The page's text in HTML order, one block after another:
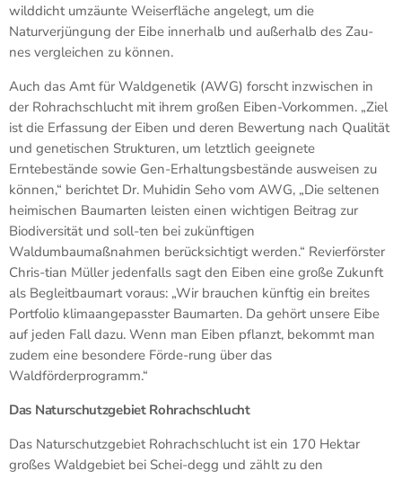
wilddicht umzäunte Weiserfläche angelegt, um die
Naturverjüngung der Eibe innerhalb und außerhalb des Zau-
nes vergleichen zu können.
Auch das Amt für Waldgenetik (AWG) forscht inzwischen in
der Rohrachschlucht mit ihrem großen Eiben-Vorkommen. „Ziel
ist die Erfassung der Eiben und deren Bewertung nach Qualität
und genetischen Strukturen, um letztlich geeignete
Erntebestände sowie Gen-Erhaltungsbestände ausweisen zu
können,“ berichtet Dr. Muhidin Seho vom AWG, „Die seltenen
heimischen Baumarten leisten einen wichtigen Beitrag zur
Biodiversität und soll-ten bei zukünftigen
Waldumbaumaßnahmen berücksichtigt werden.“ Revierförster
Chris-tian Müller jedenfalls sagt den Eiben eine große Zukunft
als Begleitbaumart voraus: „Wir brauchen künftig ein breites
Portfolio klimaangepasster Baumarten. Da gehört unsere Eibe
auf jeden Fall dazu. Wenn man Eiben pflanzt, bekommt man
zudem eine besondere Förde-rung über das
Waldförderprogramm.“
Das Naturschutzgebiet Rohrachschlucht
Das Naturschutzgebiet Rohrachschlucht ist ein 170 Hektar
großes Waldgebiet bei Schei-degg und zählt zu den